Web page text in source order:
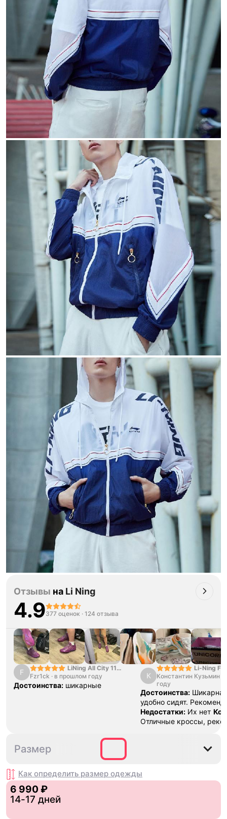
Отзывы на Li Ning
4.9377 оценок · 124 отзыва
F
LiNing All City 11
"Condensed Snow
Grey"
Fzr1ck · в прошлом году
Достоинства: шикарные
К
Li-Ning
Константин Кузьмин
году
Достоинства:
удобно сидят.
Недостатки: Их нет
Отличные кроссы,
Размер
Как определить размер одежды
6 990 ₽
14-17 дней